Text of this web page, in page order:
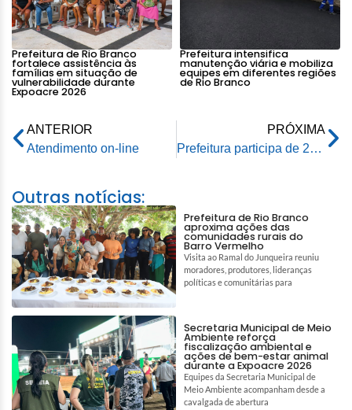
Prefeitura de Rio Branco
fortalece assistência às
famílias em situação de
vulnerabilidade durante
Expoacre 2026
Prefeitura intensifica
manutenção viária e mobiliza
equipes em diferentes regiões
de Rio Branco
ANTERIOR
Atendimento on-line
PRÓXIMA
Prefeitura participa de 2º Encontro Regional ICLEI para debater sobre desenvolvimento sustentável
Outras notícias:
Prefeitura de Rio Branco
aproxima ações das
comunidades rurais do
Barro Vermelho
Visita ao Ramal do Junqueira reuniu
moradores, produtores, lideranças
políticas e comunitárias para
Secretaria Municipal de Meio
Ambiente reforça
fiscalização ambiental e
ações de bem-estar animal
durante a Expoacre 2026
Equipes da Secretaria Municipal de
Meio Ambiente acompanham desde a
cavalgada de abertura